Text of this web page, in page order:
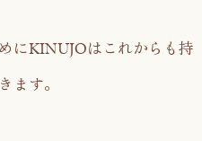
にKINUJOはこれからも持
ます。